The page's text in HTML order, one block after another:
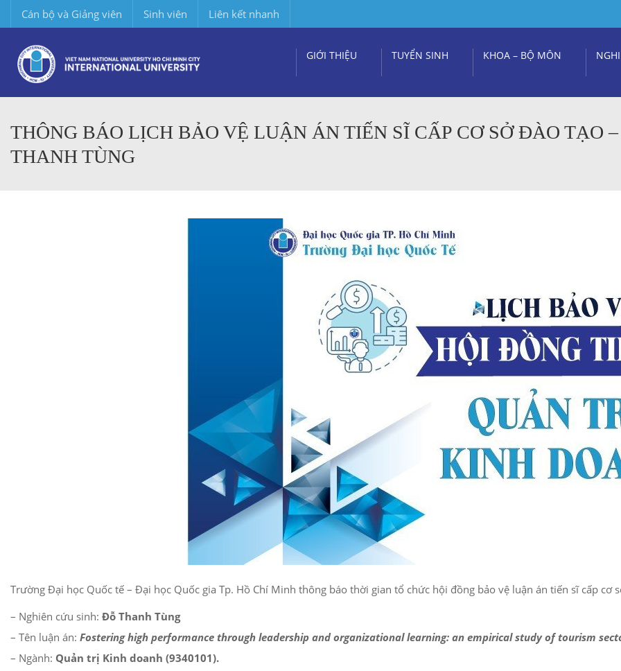
Cán bộ và Giảng viên Sinh viên Liên kết nhanh
GIỚI THIỆU TUYỂN SINH KHOA – BỘ MÔN
THÔNG BÁO LỊCH BẢO VỆ LUẬN ÁN TIẾN SĨ CẤP CƠ SỞ ĐÀO TẠO
THANH TÙNG
Trường Đại học Quốc tế – Đại học Quốc gia Tp. Hồ Chí Minh thông báo thời gian tổ chức hội đồng bảo vệ luận án tiến sĩ cấp cơ
– Nghiên cứu sinh: Đỗ Thanh Tùng
– Tên luận án: Fostering high performance through leadership and organizational learning: an empirical study of tourism
– Ngành: Quản trị Kinh doanh (9340101).